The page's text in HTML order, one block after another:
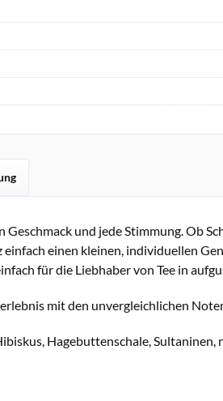
Geschmack und jede Stimmung. Ob
einfach einen kleinen, individuellen
für die Liebhaber von Tee in
mit den unvergleichlichen
Hagebuttenschale, Sultaninen,